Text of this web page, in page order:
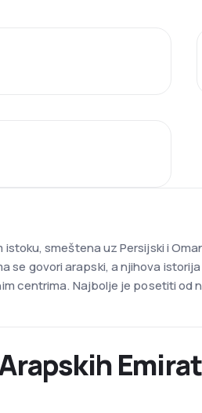
smeštena uz Persijski i
se govori arapski, a njihova
centrima. Najbolje je posetiti od